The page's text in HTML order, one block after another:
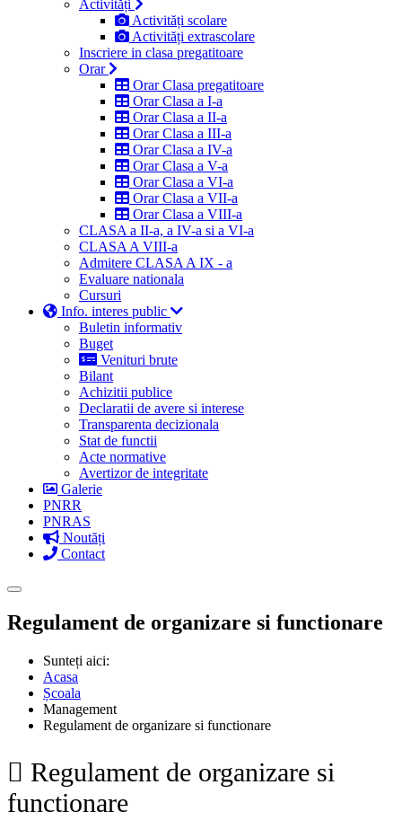
Activități
Activități scolare
Activități extrascolare
Inscriere in clasa pregatitoare
Orar
Orar Clasa pregatitoare
Orar Clasa a I-a
Orar Clasa a II-a
Orar Clasa a III-a
Orar Clasa a IV-a
Orar Clasa a V-a
Orar Clasa a VI-a
Orar Clasa a VII-a
Orar Clasa a VIII-a
CLASA a II-a, a IV-a si a VI-a
CLASA A VIII-a
Admitere CLASA A IX - a
Evaluare nationala
Cursuri
Info. interes public
Buletin informativ
Buget
Venituri brute
Bilant
Achizitii publice
Declaratii de avere si interese
Transparenta decizionala
Stat de functii
Acte normative
Avertizor de integritate
Galerie
PNRR
PNRAS
Noutăți
Contact
Regulament de organizare si functionare
Sunteți aici:
Acasa
Școala
Management
Regulament de organizare si functionare
Regulament de organizare si
functionare